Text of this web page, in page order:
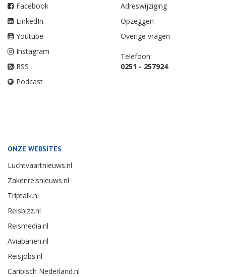
Facebook
LinkedIn
Youtube
Instagram
RSS
Podcast
Adreswijziging
Opzeggen
Overige vragen
Telefoon:
0251 - 257924
ONZE WEBSITES
Luchtvaartnieuws.nl
Zakenreisnieuws.nl
Triptalk.nl
Reisbizz.nl
Reismedia.nl
Aviabanen.nl
Reisjobs.nl
Caribisch Nederland.nl